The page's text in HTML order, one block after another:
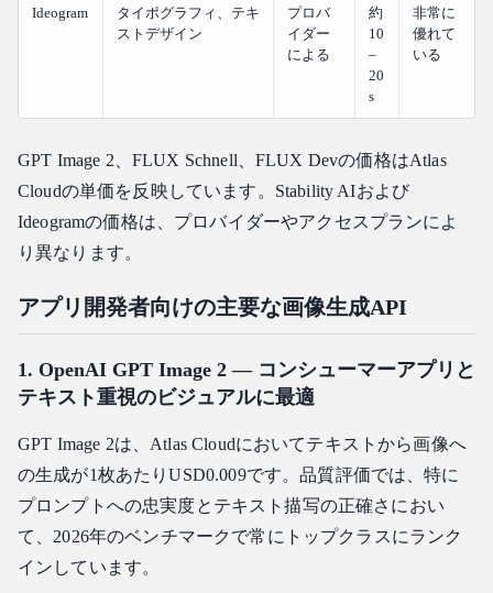
Ideogram
タイポグラフィ、テキ
ストデザイン
プロバ
イダー
による
約
10
–
20
s
非常に
優れて
いる
GPT Image 2、FLUX Schnell、FLUX Devの価格はAtlas
Cloudの単価を反映しています。Stability AIおよび
Ideogramの価格は、プロバイダーやアクセスプランによ
り異なります。
アプリ開発者向けの主要な画像生成API
1. OpenAI GPT Image 2 — コンシューマーアプリと
テキスト重視のビジュアルに最適
GPT Image 2は、Atlas Cloudにおいてテキストから画像へ
の生成が1枚あたりUSD0.009です。品質評価では、特に
プロンプトへの忠実度とテキスト描写の正確さにおい
て、2026年のベンチマークで常にトップクラスにランク
インしています。